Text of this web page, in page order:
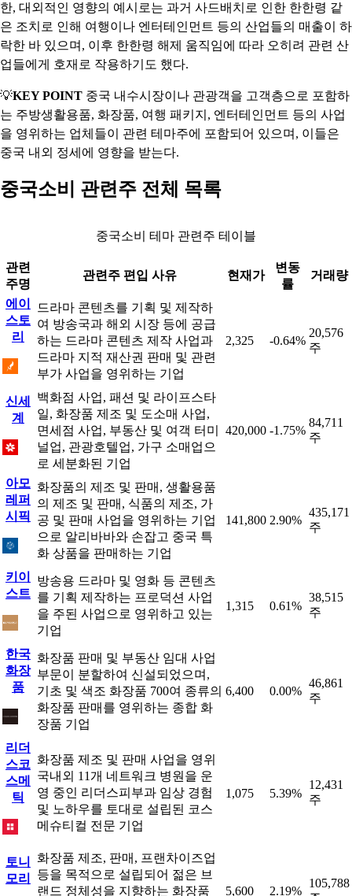
한, 대외적인 영향의 예시로는 과거 사드배치로 인한 한한령 같
은 조치로 인해 여행이나 엔터테인먼트 등의 산업들의 매출이 하
락한 바 있으며, 이후 한한령 해제 움직임에 따라 오히려 관련 산
업들에게 호재로 작용하기도 했다.
💡KEY POINT 중국 내수시장이나 관광객을 고객층으로 포함하
는 주방생활용품, 화장품, 여행 패키지, 엔터테인먼트 등의 사업
을 영위하는 업체들이 관련 테마주에 포함되어 있으며, 이들은
중국 내외 정세에 영향을 받는다.
중국소비 관련주 전체 목록
중국소비 테마 관련주 테이블
관련
주명
관련주 편입 사유 현재가
변동
률
거래량
에이
스토
리
드라마 콘텐츠를 기획 및 제작하
여 방송국과 해외 시장 등에 공급
하는 드라마 콘텐츠 제작 사업과
드라마 지적 재산권 판매 및 관련
부가 사업을 영위하는 기업
2,325 -0.64%
20,576
주
신세
계
백화점 사업, 패션 및 라이프스타
일, 화장품 제조 및 도소매 사업,
면세점 사업, 부동산 및 여객 터미
널업, 관광호텔업, 가구 소매업으
로 세분화된 기업
420,000 -1.75%
84,711
주
아모
레퍼
시픽
화장품의 제조 및 판매, 생활용품
의 제조 및 판매, 식품의 제조, 가
공 및 판매 사업을 영위하는 기업
으로 알리바바와 손잡고 중국 특
화 상품을 판매하는 기업
141,800 2.90%
435,171
주
키이
스트
방송용 드라마 및 영화 등 콘텐츠
를 기획 제작하는 프로덕션 사업
을 주된 사업으로 영위하고 있는
기업
1,315 0.61%
38,515
주
한국
화장
품
화장품 판매 및 부동산 임대 사업
부문이 분할하여 신설되었으며,
기초 및 색조 화장품 700여 종류의
화장품 판매를 영위하는 종합 화
장품 기업
6,400 0.00%
46,861
주
리더
스코
스메
틱
화장품 제조 및 판매 사업을 영위
국내외 11개 네트워크 병원을 운
영 중인 리더스피부과 임상 경험
및 노하우를 토대로 설립된 코스
메슈티컬 전문 기업
1,075 5.39%
12,431
주
토니
모리
화장품 제조, 판매, 프랜차이즈업
등을 목적으로 설립되어 젊은 브
랜드 정체성을 지향하는 화장품
5,600 2.19%
105,788